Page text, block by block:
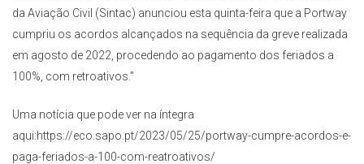
da Aviação Civil (Sintac) anunciou esta quinta-feira que a Portway
cumpriu os acordos alcançados na sequência da greve realizada
em agosto de 2022, procedendo ao pagamento dos feriados a
100%, com retroativos.”
Uma notícia que pode ver na íntegra
aqui:https://eco.sapo.pt/2023/05/25/portway-cumpre-acordos-e-
paga-feriados-a-100-com-reatroativos/